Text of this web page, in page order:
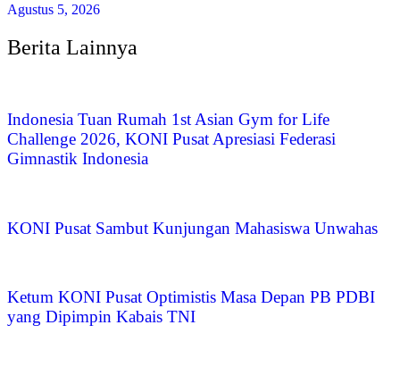
Agustus 5, 2026
Berita Lainnya
Indonesia Tuan Rumah 1st Asian Gym for Life
Challenge 2026, KONI Pusat Apresiasi Federasi
Gimnastik Indonesia
KONI Pusat Sambut Kunjungan Mahasiswa Unwahas
Ketum KONI Pusat Optimistis Masa Depan PB PDBI
yang Dipimpin Kabais TNI